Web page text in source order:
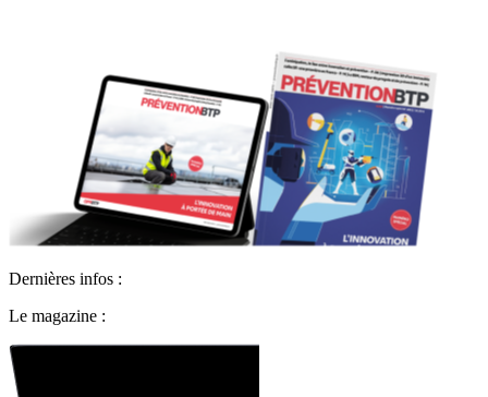
Dernières infos :
Le magazine :